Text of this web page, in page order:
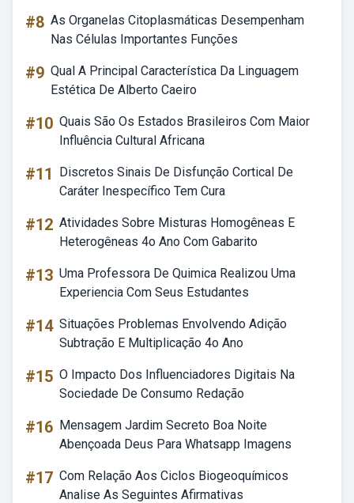
#8 As Organelas Citoplasmáticas Desempenham
Nas Células Importantes Funções
#9 Qual A Principal Característica Da Linguagem
Estética De Alberto Caeiro
#10 Quais São Os Estados Brasileiros Com Maior
Influência Cultural Africana
#11
Discretos Sinais De Disfunção Cortical De
Caráter Inespecífico Tem Cura
#12 Atividades Sobre Misturas Homogêneas E
Heterogêneas 4o Ano Com Gabarito
#13 Uma Professora De Quimica Realizou Uma
Experiencia Com Seus Estudantes
#14 Situações Problemas Envolvendo Adição
Subtração E Multiplicação 4o Ano
#15 O Impacto Dos Influenciadores Digitais Na
Sociedade De Consumo Redação
#16 Mensagem Jardim Secreto Boa Noite
Abençoada Deus Para Whatsapp Imagens
#17 Com Relação Aos Ciclos Biogeoquímicos
Analise As Seguintes Afirmativas